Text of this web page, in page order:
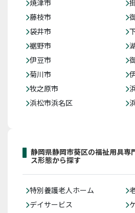
焼津市
藤枝市
袋井市
裾野市
伊豆市
菊川市
牧之原市
浜松市浜名区
静岡県静岡市葵区の福祉用具専
ス形態から探す
特別養護老人ホーム
デイサービス